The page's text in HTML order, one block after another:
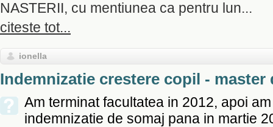
NASTERII, cu mentiunea ca pentru lun...
citeste tot...
ionella
Indemnizatie crestere copil - master
Am terminat facultatea in 2012, apoi
indemnizatie de somaj pana in martie